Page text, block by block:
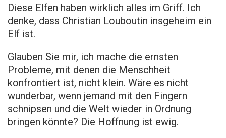
Diese Elfen haben wirklich alles im Griff. Ich
denke, dass Christian Louboutin insgeheim ein
Elf ist.
Glauben Sie mir, ich mache die ernsten
Probleme, mit denen die Menschheit
konfrontiert ist, nicht klein. Wäre es nicht
wunderbar, wenn jemand mit den Fingern
schnipsen und die Welt wieder in Ordnung
bringen könnte? Die Hoffnung ist ewig.